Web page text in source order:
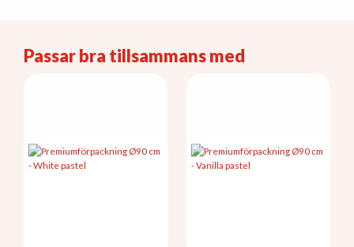
Passar bra tillsammans med